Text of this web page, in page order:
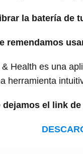
la batería de
remendamos
Health es una
herramienta
el link